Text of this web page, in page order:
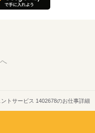
トサービス 1402678のお仕事詳細